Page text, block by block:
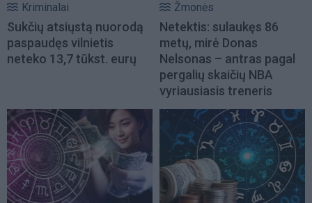
Kriminalai
Sukčių atsiųstą nuorodą
paspaudęs vilnietis
neteko 13,7 tūkst. eurų
Žmonės
Netektis: sulaukęs 86
metų, mirė Donas
Nelsonas – antras pagal
pergalių skaičių NBA
vyriausiasis treneris